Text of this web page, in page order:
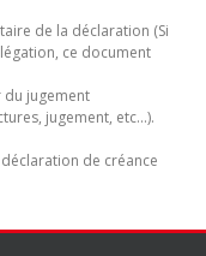
de la déclaration (Si
ce document
du jugement
jugement, etc...).
de créance